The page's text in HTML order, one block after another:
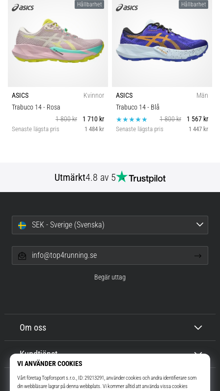
Hållbarhet
ASICS
Kvinnor
Trabuco 14- Rosa
1 800 kr
1 710 kr
Senaste lägsta pris 1 484 kr
Hållbarhet
ASICS
Män
Trabuco 14- Blå
1 800 kr
1 567 kr
Senaste lägsta pris 1 447 kr
Utmärkt4.8 av 5
Om oss
Kundtjänst
SEK - Sverige (Svenska)
info@top4running.se
Begär uttag